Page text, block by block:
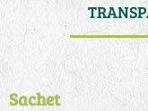
Sachet